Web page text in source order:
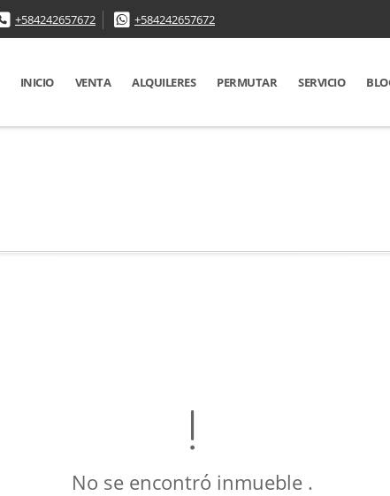
+584242657672 +584242657672
INICIO VENTA ALQUILERES PERMUTAR SERVICIO
No se encontró inmueble .